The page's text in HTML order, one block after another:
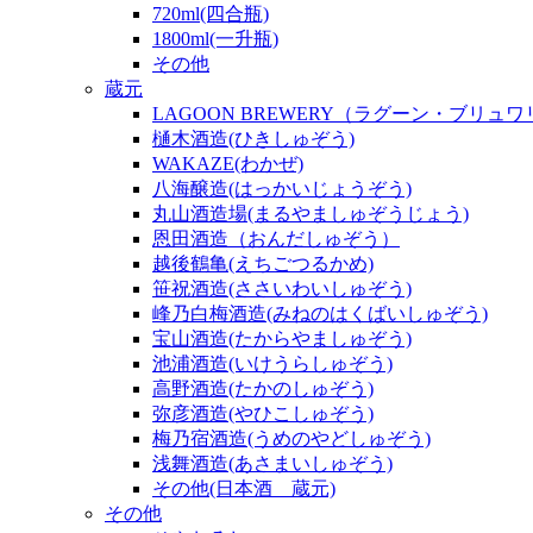
720ml(四合瓶)
1800ml(一升瓶)
その他
蔵元
LAGOON BREWERY（ラグーン・ブリュワ
樋木酒造(ひきしゅぞう)
WAKAZE(わかぜ)
八海醸造(はっかいじょうぞう)
丸山酒造場(まるやましゅぞうじょう)
恩田酒造（おんだしゅぞう）
越後鶴亀(えちごつるかめ)
笹祝酒造(ささいわいしゅぞう)
峰乃白梅酒造(みねのはくばいしゅぞう)
宝山酒造(たからやましゅぞう)
池浦酒造(いけうらしゅぞう)
高野酒造(たかのしゅぞう)
弥彦酒造(やひこしゅぞう)
梅乃宿酒造(うめのやどしゅぞう)
浅舞酒造(あさまいしゅぞう)
その他(日本酒 蔵元)
その他